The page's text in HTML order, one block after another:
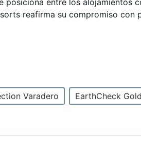
posiciona entre los alojamientos
reafirma su compromiso
Varadero EarthCheck Gold